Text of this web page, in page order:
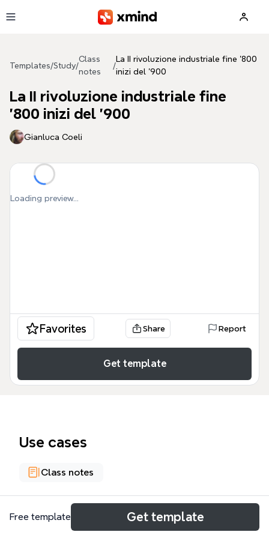
Templates/Study/
Class
notes
/
La II rivoluzione industriale fine '800
inizi del '900
La II rivoluzione industriale fine
'800 inizi del '900
Gianluca Coeli
Loading preview...
Favorites Share Report
Get template
Use cases
Class notes
About
Free template Get template